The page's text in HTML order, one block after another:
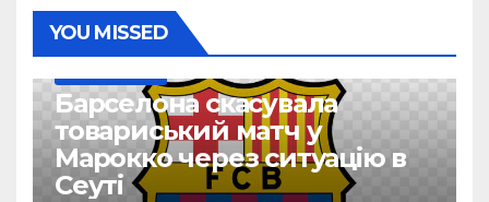
YOU MISSED
Барселона скасувала
товариський матч у
Марокко через ситуацію в
Сеуті